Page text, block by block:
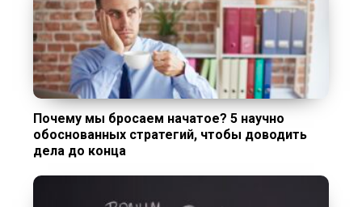
Почему мы бросаем начатое? 5 научно
обоснованных стратегий, чтобы доводить
дела до конца